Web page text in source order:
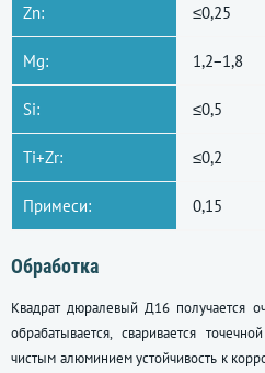
Zn: ≤0,25
Mg: 1,2−1,8
Si: ≤0,5
Ti+Zr: ≤0,2
Примеси: 0,15
Обработка
Квадрат дюралевый Д16 получается
обрабатывается, сваривается
чистым алюминием устойчивость к